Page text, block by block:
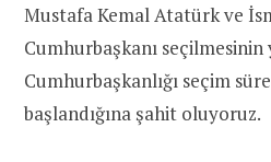
Mustafa Kemal Atatürk ve
Cumhurbaşkanı seçilmesinin
Cumhurbaşkanlığı seçim
başlandığına şahit oluyoruz.